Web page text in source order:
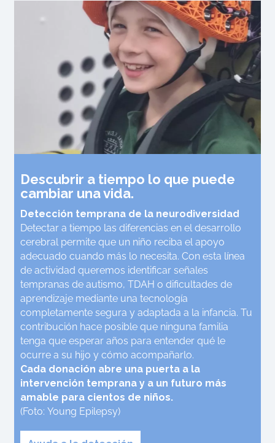
Descubrir a tiempo lo que puede
cambiar una vida.
Detección temprana de la neurodiversidad
Detectar a tiempo las diferencias en el desarrollo
cerebral permite que un niño reciba el apoyo
adecuado cuando más lo necesita. Con esta línea
de actividad queremos identificar señales
tempranas de autismo, TDAH o dificultades de
aprendizaje mediante una tecnología
completamente segura y adaptada a la infancia. Tu
contribución hace posible que ninguna familia
tenga que esperar años para entender qué le
ocurre a su hijo y cómo acompañarlo.
Cada donación abre una puerta a la
intervención temprana y a un futuro más
amable para cientos de niños.
(Foto: Young Epilepsy)